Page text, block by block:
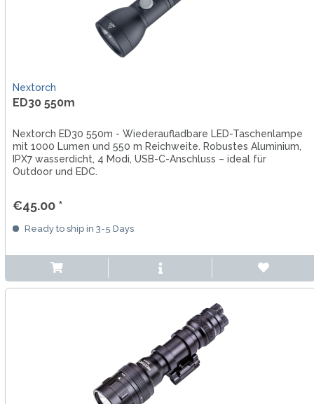
Nextorch
ED30 550m
Nextorch ED30 550m - Wiederaufladbare LED-Taschenlampe
mit 1000 Lumen und 550 m Reichweite. Robustes Aluminium,
IPX7 wasserdicht, 4 Modi, USB-C-Anschluss – ideal für
Outdoor und EDC.
€45.00 *
Ready to ship in 3-5 Days